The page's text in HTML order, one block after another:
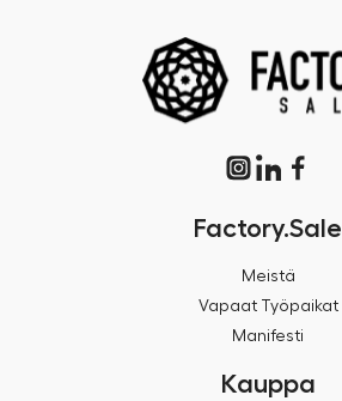
Factory.Sale
Meistä
Vapaat Työpaikat
Manifesti
Kauppa